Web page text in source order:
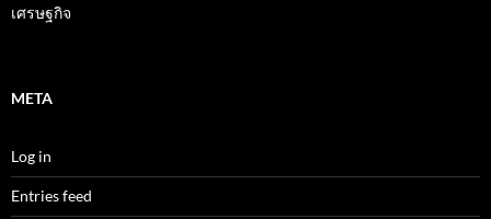
เศรษฐกิจ
META
Log in
Entries feed